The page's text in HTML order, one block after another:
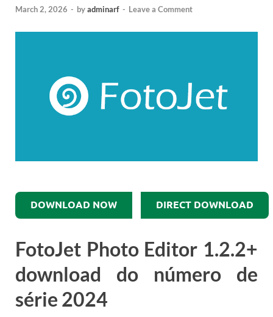
March 2, 2026 - byadminarf - Leave a Comment
DOWNLOAD NOW DIRECT DOWNLOAD
FotoJet Photo Editor 1.2.2+
download do número de
série 2024